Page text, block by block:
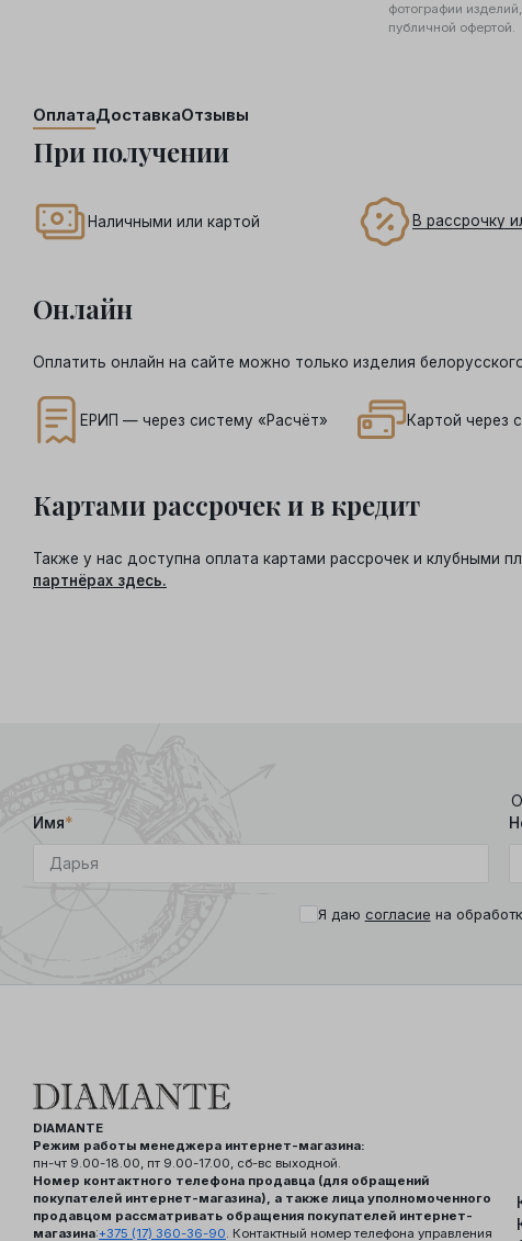
фотографии
публичной офертой.
Оплата
При получении
Наличными или картой В рассрочку
Онлайн
Оплатить онлайн на сайте можно только изделия
ЕРИП — через систему «Расчёт» Картой через
Картами рассрочек и в кредит
Также у нас доступна оплата картами рассрочек и клубными
партнёрах здесь.
ДоставкаОтзывы
Имя*
Я даю согласие на
DIAMANTE
Режим работы менеджера интернет-магазина:
пн-чт 9.00-18.00, пт 9.00-17.00, сб-вс выходной.
Номер контактного телефона продавца (для обращений
покупателей интернет-магазина), а также лица уполномоченного
продавцом рассматривать обращения покупателей интернет-
магазина:+375 (17) 360-36-90 . Контактный номер телефона управления